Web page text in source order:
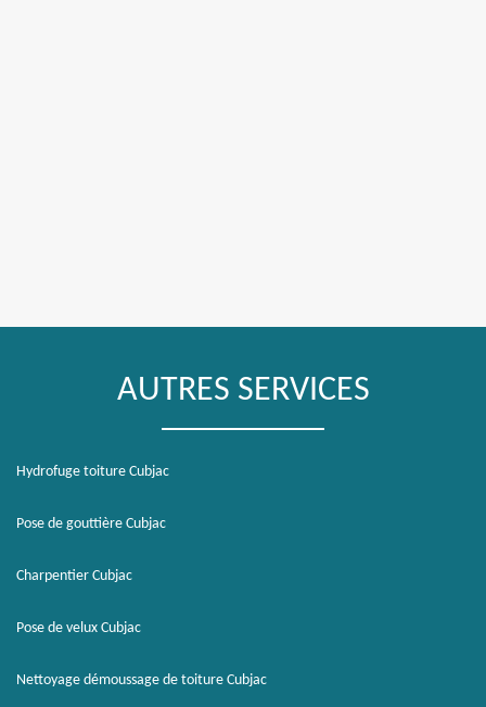
AUTRES SERVICES
Hydrofuge toiture Cubjac
Pose de gouttière Cubjac
Charpentier Cubjac
Pose de velux Cubjac
Nettoyage démoussage de toiture Cubjac